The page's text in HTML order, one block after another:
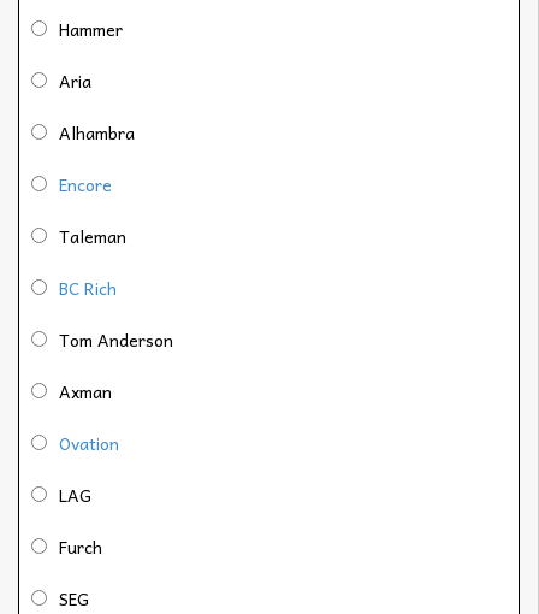
Hammer
Aria
Alhambra
Encore
Taleman
BC Rich
Tom Anderson
Axman
Ovation
LAG
Furch
SEG